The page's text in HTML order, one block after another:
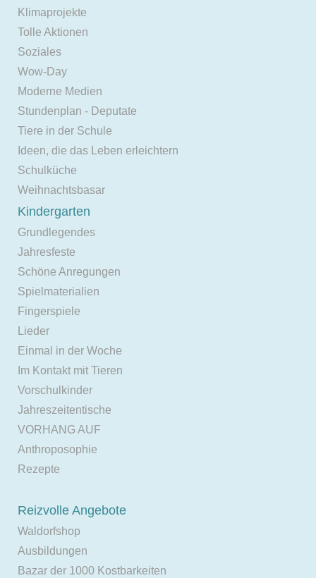
Klimaprojekte
Tolle Aktionen
Soziales
Wow-Day
Moderne Medien
Stundenplan - Deputate
Tiere in der Schule
Ideen, die das Leben erleichtern
Schulküche
Weihnachtsbasar
Kindergarten
Grundlegendes
Jahresfeste
Schöne Anregungen
Spielmaterialien
Fingerspiele
Lieder
Einmal in der Woche
Im Kontakt mit Tieren
Vorschulkinder
Jahreszeitentische
VORHANG AUF
Anthroposophie
Rezepte
Reizvolle Angebote
Waldorfshop
Ausbildungen
Bazar der 1000 Kostbarkeiten